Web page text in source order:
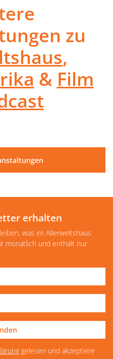
zu
,
& Film
erhalten
was im Allerweltshaus
monatlich und enthält nur
gelesen und akzeptiere